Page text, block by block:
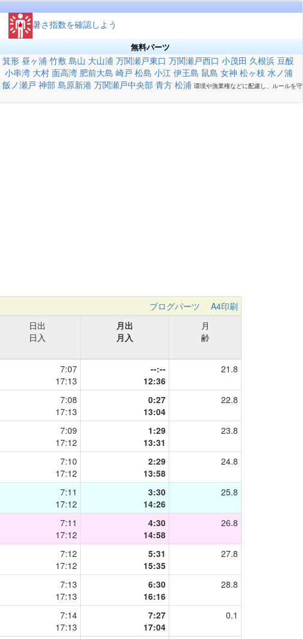
暑さ指数を確認しよう
無料パーツ
箕形 昼ヶ浦 竹敷 島山 大山浦 万関瀬戸東口 万関瀬戸西口 小茂田 久根浜 豆酘
小串湾 大村 面高湾 肥前大島 崎戸 松島 小江 伊王島 鼠島 女神 松ヶ枝 水ノ浦
飯ノ瀬戸 神部 島原新港 万関瀬戸中央部 青方 松浦 環境や漁業権などに配慮し、ルールを守
ブログパーツ
A4印刷
日出
日入
月出
月入
月
齢
7:07
17:13
--:--
12:36
21.8
7:08
17:13
0:27
13:04
22.8
7:09
17:12
1:29
13:31
23.8
7:10
17:12
2:29
13:58
24.8
7:11
17:12
3:30
14:26
25.8
7:11
17:12
4:30
14:58
26.8
7:12
17:12
5:31
15:35
27.8
7:13
17:13
6:30
16:16
28.8
7:14
17:13
7:27
17:04
0.1